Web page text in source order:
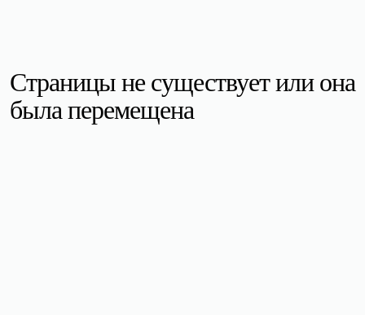
Страницы не существует или она
была перемещена